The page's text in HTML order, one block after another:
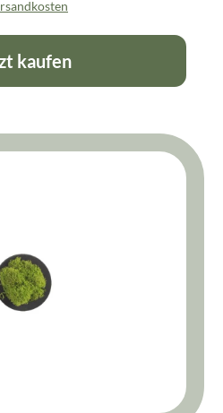
kaufen